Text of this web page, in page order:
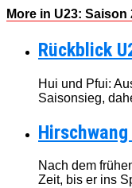
More in U23: Saison
Rückblick
Hui und Pfui:
Saisonsieg,
Nach dem
Zeit, bis er ins